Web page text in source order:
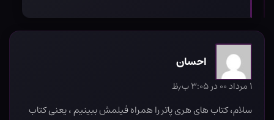
احسان
۱ مرداد ۰۰ در ۳:۰۵ ب٫ظ
سلام، کتاب های هری پاتر را همراه فیلمش ببینیم ، یعنی کتاب